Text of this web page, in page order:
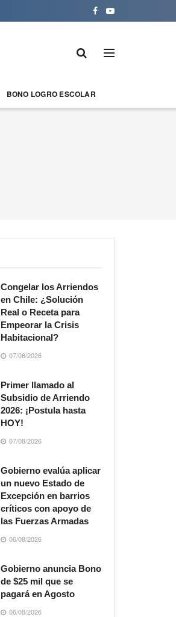
BONO LOGRO ESCOLAR
Congelar los Arriendos
en Chile: ¿Solución
Real o Receta para
Empeorar la Crisis
Habitacional?
07/08/2026
Primer llamado al
Subsidio de Arriendo
2026: ¡Postula hasta
HOY!
07/08/2026
Gobierno evalúa aplicar
un nuevo Estado de
Excepción en barrios
críticos con apoyo de
las Fuerzas Armadas
06/08/2026
Gobierno anuncia Bono
de $25 mil que se
pagará en Agosto
06/08/2026